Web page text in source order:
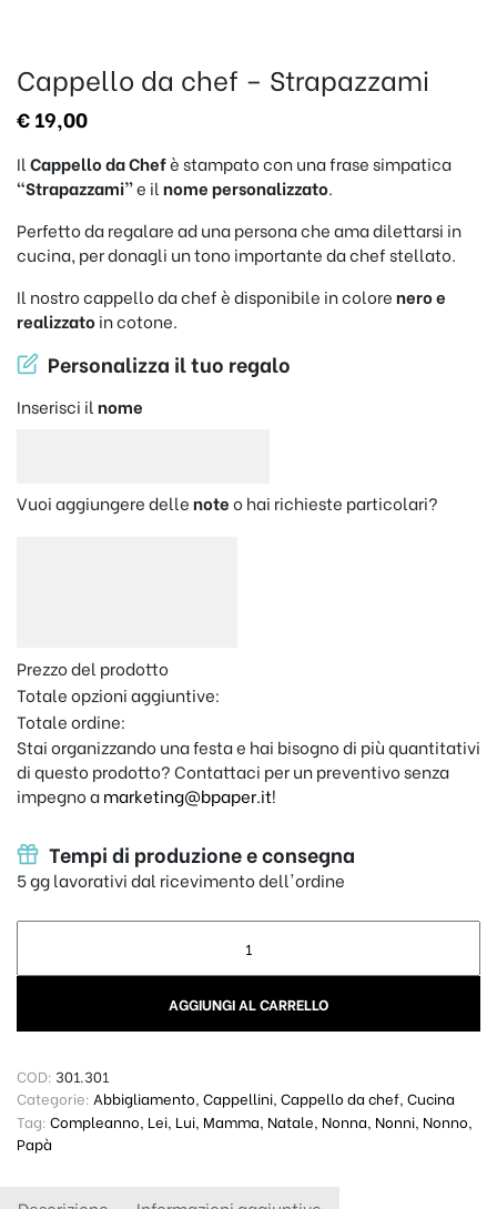
Cappello da chef – Strapazzami
€19,00
Il Cappello da Chefè stampato con una frase simpatica
“Strapazzami”e il nome personalizzato.
Perfetto da regalare ad una persona che ama dilettarsi in
cucina, per donagli un tono importante da chef stellato.
Il nostro cappello da chef è disponibile in colorenero e
realizzatoin cotone.
Personalizza il tuo regalo
Inserisci il nome
Vuoi aggiungere dellenoteo hai richieste particolari?
Prezzo del prodotto
Totale opzioni aggiuntive:
Totale ordine:
Stai organizzando una festa e hai bisogno di più quantitativi
di questo prodotto? Contattaci per un preventivo senza
impegno amarketing@bpaper.it!
Tempi di produzione e consegna
5 gg lavorativi dal ricevimento dell'ordine
AGGIUNGI AL CARRELLO
COD: 301.301
Categorie: Abbigliamento, Cappellini, Cappello da chef, Cucina
Tag: Compleanno Lei Lui Mamma Natale Nonna Nonni Nonno
Papà